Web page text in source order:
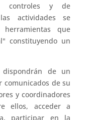
controles y de
actividades se
que
constituyendo un
de un
de su
y coordinadores
ellos, acceder a
participar en la